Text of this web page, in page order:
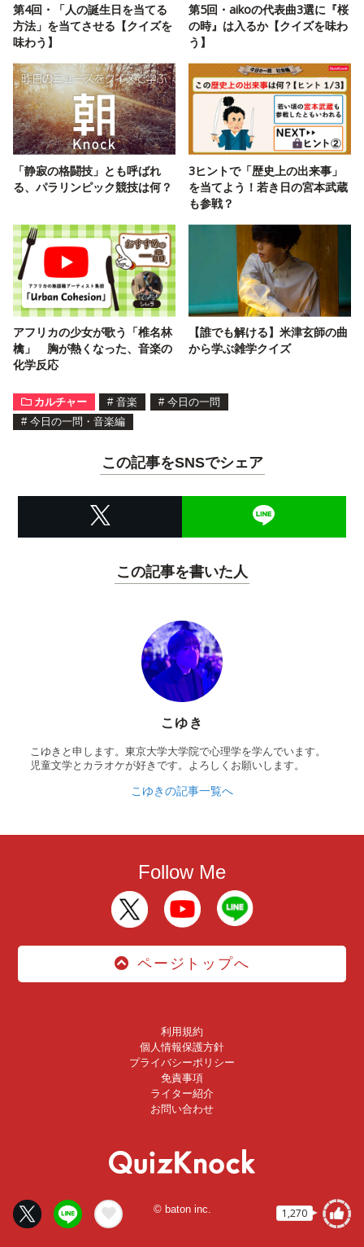
1,270
第4回・「人の誕生日を当てる
方法」を当てさせる【クイズを
味わう】
第5回・aikoの代表曲3選に『桜
の時』は入るか【クイズを味わ
う】
「静寂の格闘技」とも呼ばれ
る、パラリンピック競技は何？
3ヒントで「歴史上の出来事」
を当てよう！若き日の宮本武蔵
も参戦？
アフリカの少女が歌う「椎名林
檎」 胸が熱くなった、音楽の
化学反応
【誰でも解ける】米津玄師の曲
から学ぶ雑学クイズ
カルチャー # 音楽 # 今日の一問
# 今日の一問・音楽編
この記事をSNSでシェア
この記事を書いた人
こゆき
こゆきと申します。東京大学大学院で心理学を学んでいます。
児童文学とカラオケが好きです。よろしくお願いします。
こゆきの記事一覧へ
Follow Me
ページトップへ
利用規約
個人情報保護方針
プライバシーポリシー
免責事項
ライター紹介
お問い合わせ
© baton inc.